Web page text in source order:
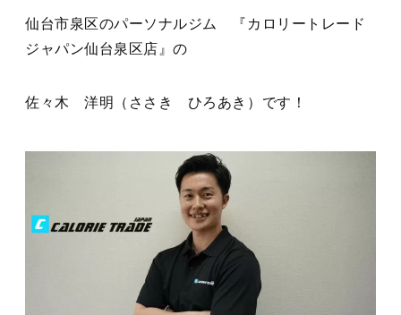
仙台市泉区のパーソナルジム 『カロリートレード
ジャパン仙台泉区店』の
佐々木 洋明（ささき ひろあき）です！